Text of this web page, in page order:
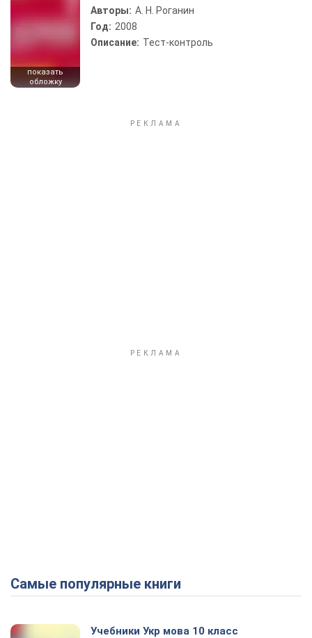
показать
обложку
Авторы: А. Н. Роганин
Год: 2008
Описание: Тест-контроль
Самые популярные книги
Учебники Укр мова 10 класс